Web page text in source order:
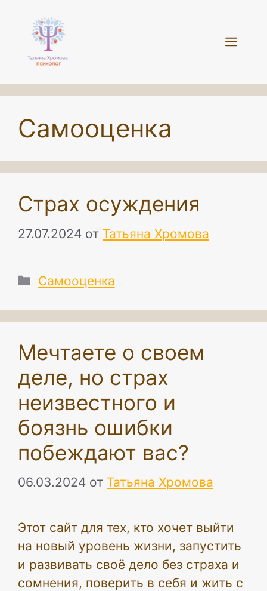
содержимому
Самооценка
Страх осуждения
27.07.2024 от Татьяна Хромова
Рубрики
Самооценка
Мечтаете о своем
деле, но страх
неизвестного и
боязнь ошибки
побеждают вас?
06.03.2024 от Татьяна Хромова
Этот сайт для тех, кто хочет выйти
на новый уровень жизни, запустить
и развивать своё дело без страха и
сомнения, поверить в себя и жить с